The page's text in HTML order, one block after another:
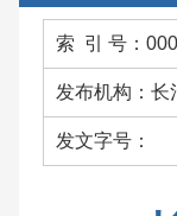
索 引 号：
发布机构：长
发文字号：